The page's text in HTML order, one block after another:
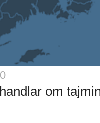
om